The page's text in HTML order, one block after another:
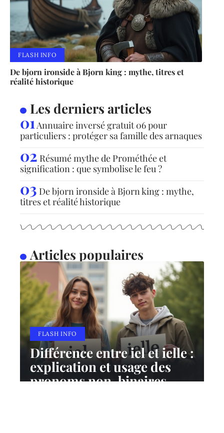
FLASH INFO
De bjorn ironside à Bjorn king : mythe, titres et
réalité historique
Les derniers articles
Annuaire inversé gratuit 06 pour
particuliers : protéger sa famille des arnaques
Résumé mythe de Prométhée et
signification : que symbolise le feu ?
De bjorn ironside à Bjorn king : mythe,
titres et réalité historique
Articles populaires
FLASH INFO
Différence entre iel et ielle :
explication et usage des
pronoms non-binaires